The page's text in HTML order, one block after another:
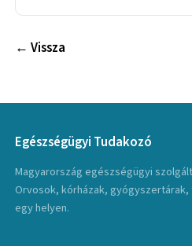
← Vissza
Egészségügyi Tudakozó
Magyarország egészségügyi
Orvosok, kórházak,
egy helyen.